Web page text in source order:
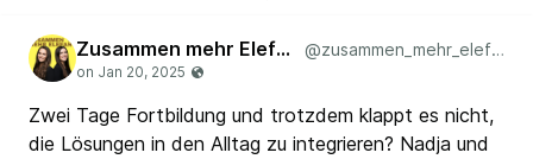
Zusammen mehr Elefant @zusammen_mehr_elefant
Zwei Tage Fortbildung und trotzdem klappt es nicht,
die Lösungen in den Alltag zu integrieren? Nadja und